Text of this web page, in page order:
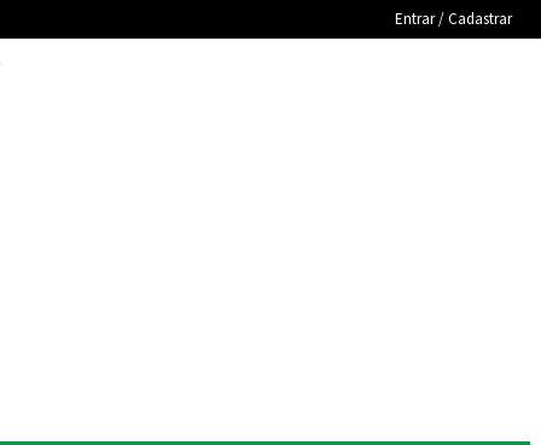
Entrar / Cadastrar